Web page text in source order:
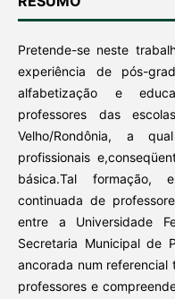
Pretende-se neste
experiência de pós-
alfabetização e
professores das
Velho/Rondônia, a
profissionais
básica.Tal formação,
continuada de
entre a Universidade
Secretaria Municipal de
ancorada num referencial
professores e